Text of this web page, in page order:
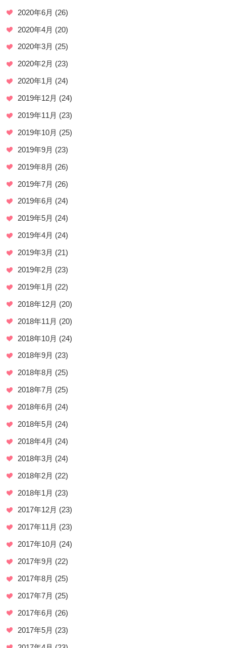
2020年6月 (26)
2020年4月 (20)
2020年3月 (25)
2020年2月 (23)
2020年1月 (24)
2019年12月 (24)
2019年11月 (23)
2019年10月 (25)
2019年9月 (23)
2019年8月 (26)
2019年7月 (26)
2019年6月 (24)
2019年5月 (24)
2019年4月 (24)
2019年3月 (21)
2019年2月 (23)
2019年1月 (22)
2018年12月 (20)
2018年11月 (20)
2018年10月 (24)
2018年9月 (23)
2018年8月 (25)
2018年7月 (25)
2018年6月 (24)
2018年5月 (24)
2018年4月 (24)
2018年3月 (24)
2018年2月 (22)
2018年1月 (23)
2017年12月 (23)
2017年11月 (23)
2017年10月 (24)
2017年9月 (22)
2017年8月 (25)
2017年7月 (25)
2017年6月 (26)
2017年5月 (23)